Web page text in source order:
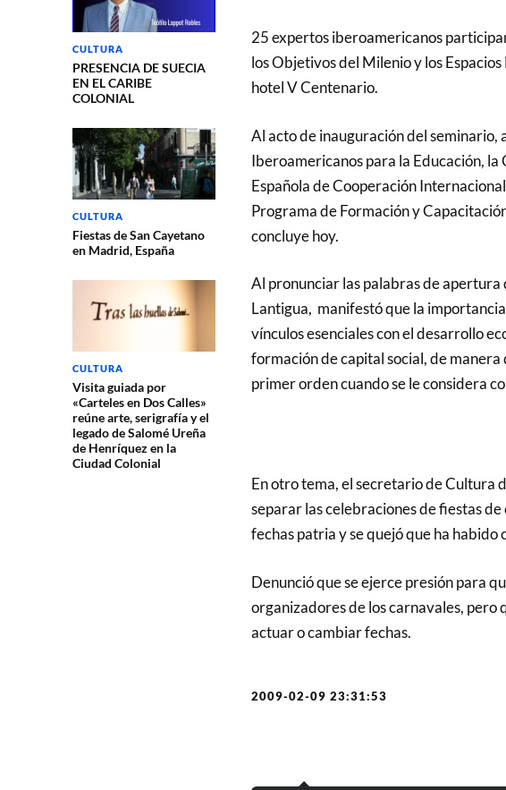
CULTURA
PRESENCIA DE SUECIA
EN EL CARIBE
COLONIAL
CULTURA
Fiestas de San Cayetano
en Madrid, España
CULTURA
Visita guiada por
«Carteles en Dos Calles»
reúne arte, serigrafía y el
legado de Salomé Ureña
de Henríquez en la
Ciudad Colonial
25 expertos iberoamericanos
los Objetivos del Milenio y los
hotel V Centenario.
Al acto de inauguración del seminario,
Iberoamericanos para la Educación,
Española de Cooperación
Programa de Formación y
concluye hoy.
Al pronunciar las palabras de
Lantigua, manifestó que la
vínculos esenciales con el desarrollo
formación de capital social, de manera
primer orden cuando se le considera
En otro tema, el secretario de Cultura
separar las celebraciones de fiestas
fechas patria y se quejó que ha
Denunció que se ejerce presión para
organizadores de los carnavales,
actuar o cambiar fechas.
2009-02-09 23:31:53